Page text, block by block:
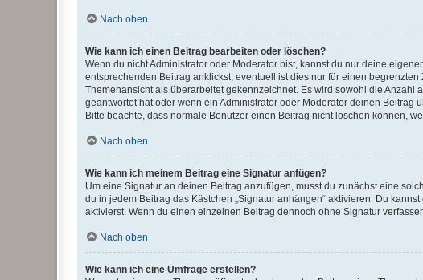
Nach oben
Wie kann ich einen Beitrag bearbeiten oder löschen?
Wenn du nicht Administrator oder Moderator bist, kannst du nur deine
entsprechenden Beitrag anklickst; eventuell ist dies nur für einen
Themenansicht als überarbeitet gekennzeichnet. Es wird sowohl die
geantwortet hat oder wenn ein Administrator oder Moderator deinen Beitrag
Bitte beachte, dass normale Benutzer einen Beitrag nicht löschen können,
Nach oben
Wie kann ich meinem Beitrag eine Signatur anfügen?
Um eine Signatur an deinen Beitrag anzufügen, musst du zunächst eine
du in jedem Beitrag das Kästchen „Signatur anhängen“ aktivieren. Du
aktivierst. Wenn du einen einzelnen Beitrag dennoch ohne Signatur
Nach oben
Wie kann ich eine Umfrage erstellen?